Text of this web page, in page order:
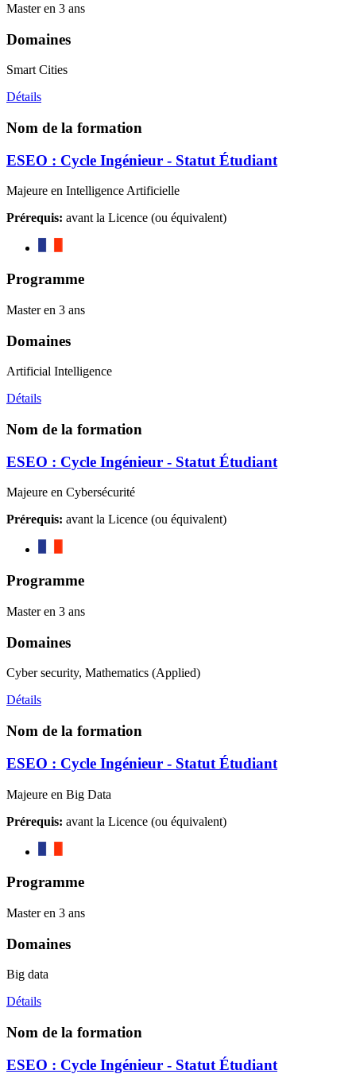
Master en 3 ans
Domaines
Smart Cities
Détails
Nom de la formation
ESEO : Cycle Ingénieur - Statut Étudiant
Majeure en Intelligence Artificielle
Prérequis: avant la Licence (ou équivalent)
Programme
Master en 3 ans
Domaines
Artificial Intelligence
Détails
Nom de la formation
ESEO : Cycle Ingénieur - Statut Étudiant
Majeure en Cybersécurité
Prérequis: avant la Licence (ou équivalent)
Programme
Master en 3 ans
Domaines
Cyber security, Mathematics (Applied)
Détails
Nom de la formation
ESEO : Cycle Ingénieur - Statut Étudiant
Majeure en Big Data
Prérequis: avant la Licence (ou équivalent)
Programme
Master en 3 ans
Domaines
Big data
Détails
Nom de la formation
ESEO : Cycle Ingénieur - Statut Étudiant